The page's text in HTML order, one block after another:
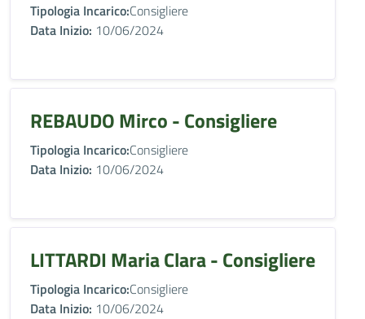
Tipologia Incarico:Consigliere
Data Inizio: 10/06/2024
REBAUDO Mirco - Consigliere
Tipologia Incarico:Consigliere
Data Inizio: 10/06/2024
LITTARDI Maria Clara - Consigliere
Tipologia Incarico:Consigliere
Data Inizio: 10/06/2024